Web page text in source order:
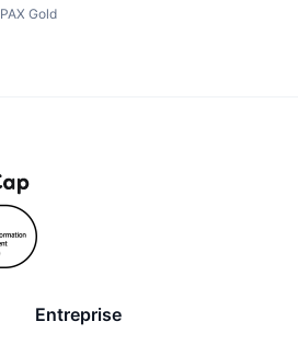
PAX Gold
Entreprise